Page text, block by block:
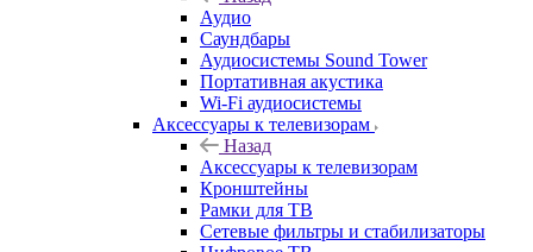
Аудио
Саундбары
Аудиосистемы Sound Tower
Портативная акустика
Wi-Fi аудиосистемы
Аксессуары к телевизорам
Назад
Аксессуары к телевизорам
Кронштейны
Рамки для ТВ
Сетевые фильтры и стабилизаторы